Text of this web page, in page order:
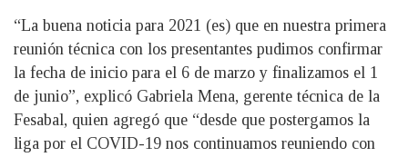
“La buena noticia para 2021 (es) que en nuestra primera
reunión técnica con los presentantes pudimos confirmar
la fecha de inicio para el 6 de marzo y finalizamos el 1
de junio”, explicó Gabriela Mena, gerente técnica de la
Fesabal, quien agregó que “desde que postergamos la
liga por el COVID-19 nos continuamos reuniendo con